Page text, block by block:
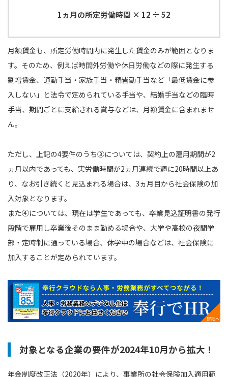
1ヵ月の所定労働時間 × 12 ÷ 52
月額賃金も、所定労働時間内に発生した賃金のみが範囲となりま
す。そのため、例えば時間外労働や休日労働などの際に発生する
割増賃金、通勤手当・家族手当・精皆勤手当など「最低賃金に参
入しない」と法令で定められている手当や、結婚手当などの臨時
手当、期間ごとに支給される賞与などは、月額賃金に含まれませ
ん。
ただし、上記の4要件のうち③については、契約上の雇用期間が2
ヵ月以内であっても、実労働時間が2ヵ月連続で週に20時間以上あ
り、なお引き続くと見込まれる場合は、3ヵ月目から社会保険の加
入対象となります。
また④については、現在は学生であっても、卒業見込証明書の発行
段階で雇用し卒業後そのまま勤める場合や、大学や高校の夜間学
部・定時制に通っている場合、休学中の場合などは、社会保険に
加入することが定められています。
対象となる企業の要件が2024年10月から拡大！
年金制度改正法（2020年）により、事業所の社会保険加入適用範